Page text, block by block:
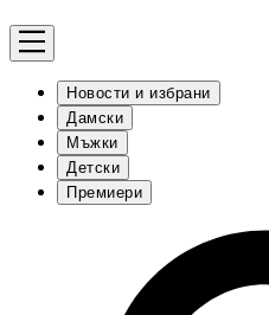
Новости и избрани
Дамски
Мъжки
Детски
Премиери